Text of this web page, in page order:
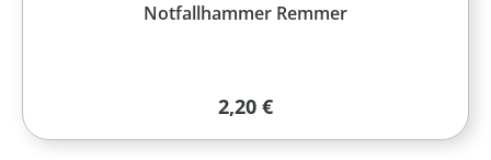
Notfallhammer Remmer
Regulärer Preis:
2,20 €